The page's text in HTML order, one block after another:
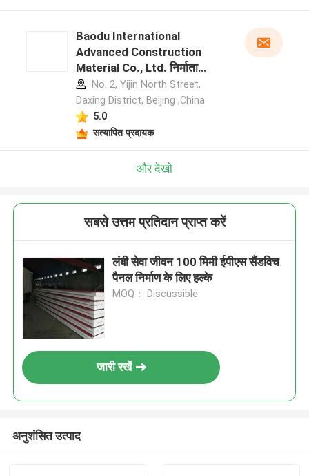
Baodu International
Advanced Construction
Material Co., Ltd. निर्माता
प्रोफ़ाइलNo. 2, Yijin North Street,
Daxing District, Beijing ,China
5.0
सत्यापित प्रदायक
और देखो
सबसे उत्तम प्रतिदान प्राप्त करें
लंबी सेवा जीवन 100 मिमी ईपीएस सैंडविच
पैनल निर्माण के लिए हल्के
MOQ： Discussible
जारी रखें
अनुशंसित उत्पाद